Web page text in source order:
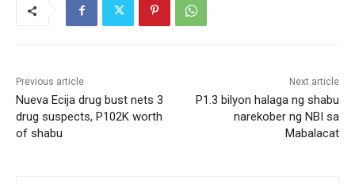
Previous article
Nueva Ecija drug bust nets 3
drug suspects, P102K worth
of shabu
Next article
P1.3 bilyon halaga ng shabu
narekober ng NBI sa
Mabalacat